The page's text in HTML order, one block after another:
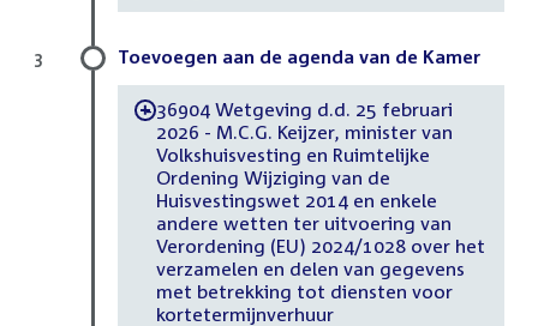
Toevoegen aan de agenda van de Kamer
-36904 Wetgeving d.d. 25 februari
2026 - M.C.G. Keijzer, minister van
Volkshuisvesting en Ruimtelijke
Ordening Wijziging van de
Huisvestingswet 2014 en enkele
andere wetten ter uitvoering van
Verordening (EU) 2024/1028 over het
verzamelen en delen van gegevens
met betrekking tot diensten voor
kortetermijnverhuur
3